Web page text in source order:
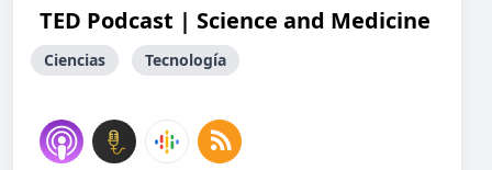
TED Podcast | Science and Medicine
Ciencias Tecnología